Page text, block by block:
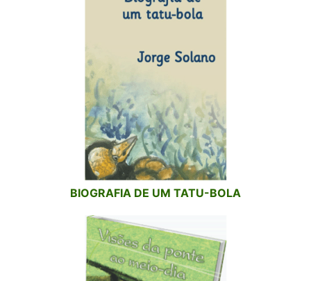
BIOGRAFIA DE UM TATU-BOLA